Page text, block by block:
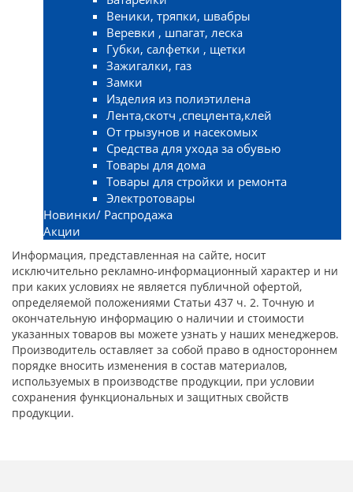
Веники, тряпки, швабры
Веревки , шпагат, леска
Губки, салфетки , щетки
Зажигалки, газ
Замки
Изделия из полиэтилена
Лента,скотч ,спецлента,клей
От грызунов и насекомых
Средства для ухода за обувью
Товары для дома
Товары для стройки и ремонта
Электротовары
Новинки/ Распродажа
Акции
Информация, представленная на сайте, носит
исключительно рекламно-информационный характер и ни
при каких условиях не является публичной офертой,
определяемой положениями Статьи 437 ч. 2. Точную и
окончательную информацию о наличии и стоимости
указанных товаров вы можете узнать у наших менеджеров.
Производитель оставляет за собой право в одностороннем
порядке вносить изменения в состав материалов,
используемых в производстве продукции, при условии
сохранения функциональных и защитных свойств
продукции.